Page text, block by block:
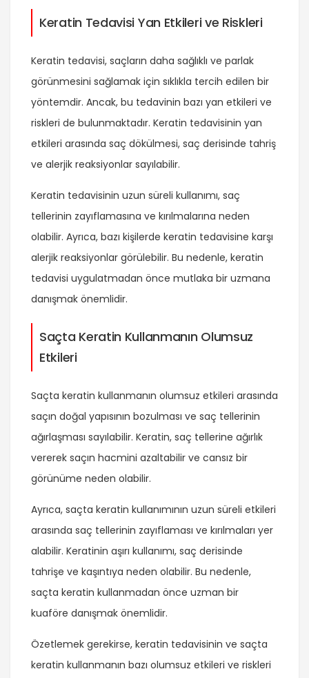
Keratin Tedavisi Yan Etkileri ve Riskleri
Keratin tedavisi, saçların daha sağlıklı ve parlak
görünmesini sağlamak için sıklıkla tercih edilen bir
yöntemdir. Ancak, bu tedavinin bazı yan etkileri ve
riskleri de bulunmaktadır. Keratin tedavisinin yan
etkileri arasında saç dökülmesi, saç derisinde tahriş
ve alerjik reaksiyonlar sayılabilir.
Keratin tedavisinin uzun süreli kullanımı, saç
tellerinin zayıflamasına ve kırılmalarına neden
olabilir. Ayrıca, bazı kişilerde keratin tedavisine karşı
alerjik reaksiyonlar görülebilir. Bu nedenle, keratin
tedavisi uygulatmadan önce mutlaka bir uzmana
danışmak önemlidir.
Saçta Keratin Kullanmanın Olumsuz
Etkileri
Saçta keratin kullanmanın olumsuz etkileri arasında
saçın doğal yapısının bozulması ve saç tellerinin
ağırlaşması sayılabilir. Keratin, saç tellerine ağırlık
vererek saçın hacmini azaltabilir ve cansız bir
görünüme neden olabilir.
Ayrıca, saçta keratin kullanımının uzun süreli etkileri
arasında saç tellerinin zayıflaması ve kırılmaları yer
alabilir. Keratinin aşırı kullanımı, saç derisinde
tahrişe ve kaşıntıya neden olabilir. Bu nedenle,
saçta keratin kullanmadan önce uzman bir
kuaföre danışmak önemlidir.
Özetlemek gerekirse, keratin tedavisinin ve saçta
keratin kullanmanın bazı olumsuz etkileri ve riskleri